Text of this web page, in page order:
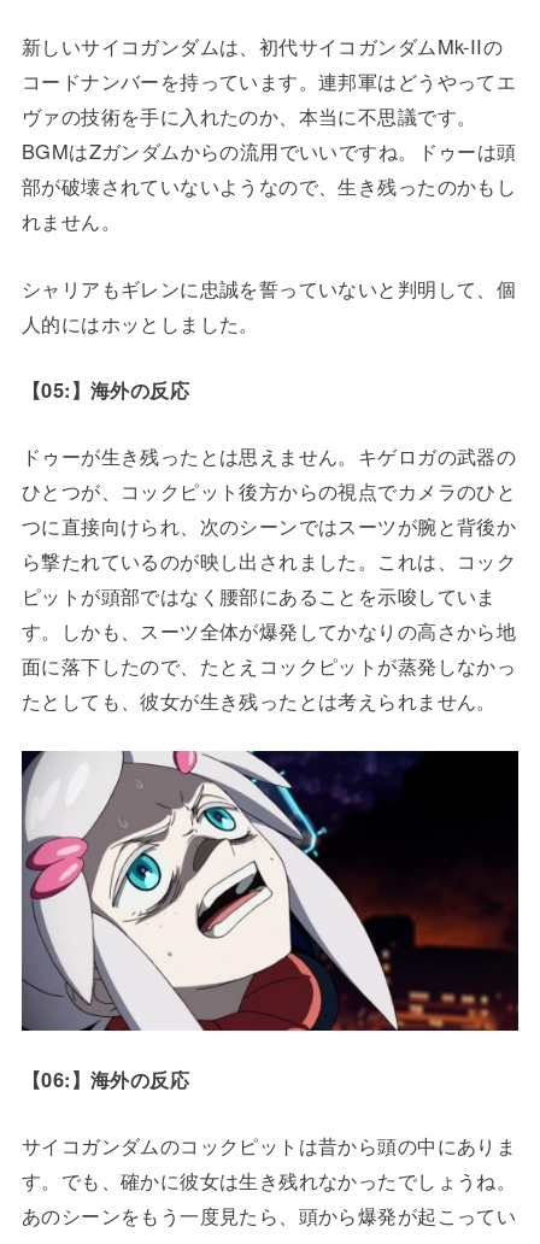
新しいサイコガンダムは、初代サイコガンダムMk-IIの
コードナンバーを持っています。連邦軍はどうやってエ
ヴァの技術を手に入れたのか、本当に不思議です。
BGMはΖガンダムからの流用でいいですね。ドゥーは頭
部が破壊されていないようなので、生き残ったのかもし
れません。
シャリアもギレンに忠誠を誓っていないと判明して、個
人的にはホッとしました。
【05:】海外の反応
ドゥーが生き残ったとは思えません。キゲロガの武器の
ひとつが、コックピット後方からの視点でカメラのひと
つに直接向けられ、次のシーンではスーツが腕と背後か
ら撃たれているのが映し出されました。これは、コック
ピットが頭部ではなく腰部にあることを示唆していま
す。しかも、スーツ全体が爆発してかなりの高さから地
面に落下したので、たとえコックピットが蒸発しなかっ
たとしても、彼女が生き残ったとは考えられません。
【06:】海外の反応
サイコガンダムのコックピットは昔から頭の中にありま
す。でも、確かに彼女は生き残れなかったでしょうね。
あのシーンをもう一度見たら、頭から爆発が起こってい